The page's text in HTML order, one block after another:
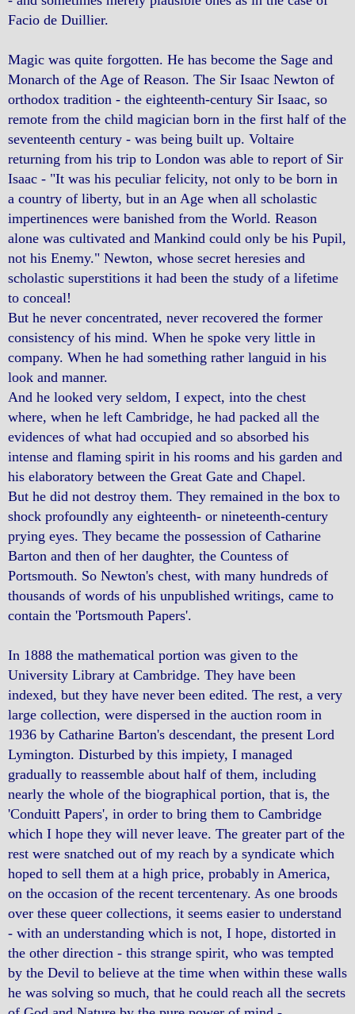
Facio de Duillier.
Magic was quite forgotten. He has become the Sage and
Monarch of the Age of Reason. The Sir Isaac Newton of
orthodox tradition - the eighteenth-century Sir Isaac, so
remote from the child magician born in the first half of the
seventeenth century - was being built up. Voltaire
returning from his trip to London was able to report of Sir
Isaac - "It was his peculiar felicity, not only to be born in
a country of liberty, but in an Age when all scholastic
impertinences were banished from the World. Reason
alone was cultivated and Mankind could only be his Pupil,
not his Enemy." Newton, whose secret heresies and
scholastic superstitions it had been the study of a lifetime
to conceal!
But he never concentrated, never recovered the former
consistency of his mind. When he spoke very little in
company. When he had something rather languid in his
look and manner.
And he looked very seldom, I expect, into the chest
where, when he left Cambridge, he had packed all the
evidences of what had occupied and so absorbed his
intense and flaming spirit in his rooms and his garden and
his elaboratory between the Great Gate and Chapel.
But he did not destroy them. They remained in the box to
shock profoundly any eighteenth- or nineteenth-century
prying eyes. They became the possession of Catharine
Barton and then of her daughter, the Countess of
Portsmouth. So Newton's chest, with many hundreds of
thousands of words of his unpublished writings, came to
contain the 'Portsmouth Papers'.
In 1888 the mathematical portion was given to the
University Library at Cambridge. They have been
indexed, but they have never been edited. The rest, a very
large collection, were dispersed in the auction room in
1936 by Catharine Barton's descendant, the present Lord
Lymington. Disturbed by this impiety, I managed
gradually to reassemble about half of them, including
nearly the whole of the biographical portion, that is, the
'Conduitt Papers', in order to bring them to Cambridge
which I hope they will never leave. The greater part of the
rest were snatched out of my reach by a syndicate which
hoped to sell them at a high price, probably in America,
on the occasion of the recent tercentenary. As one broods
over these queer collections, it seems easier to understand
- with an understanding which is not, I hope, distorted in
the other direction - this strange spirit, who was tempted
by the Devil to believe at the time when within these walls
he was solving so much, that he could reach all the secrets